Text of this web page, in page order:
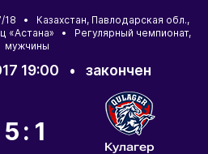
18 • Казахстан, Павлодарская обл.,
«Астана» • Регулярный чемпионат,
мужчины
19:00 • закончен
5:1
Кулагер